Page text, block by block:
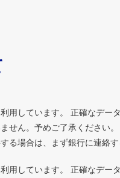
用しています。 正確なデ
せん。予めご了承ください
る場合は、まず銀行に連絡す
用しています。 正確なデ